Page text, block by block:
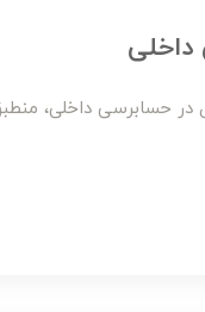
داخلی
حسابرسی داخلی،